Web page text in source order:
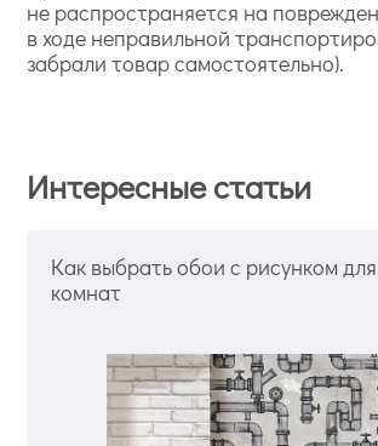
не распространяется на
в ходе неправильной
забрали товар самостоятельно).
Интересные статьи
Как выбрать обои с рисунком
комнат